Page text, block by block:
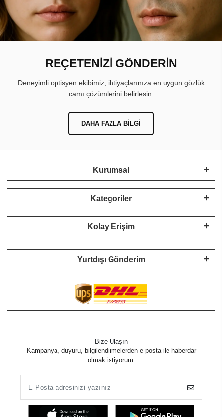
REÇETENİZİ GÖNDERİN
Deneyimli optisyen ekibimiz, ihtiyaçlarınıza en uygun gözlük
camı çözümlerini belirlesin.
DAHA FAZLA BILGI
Kurumsal
Kategoriler
Kolay Erişim
Yurtdışı Gönderim
Bize Ulaşın
Kampanya, duyuru, bilgilendirmelerden e-posta ile haberdar
olmak istiyorum.